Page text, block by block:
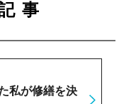
事
私が修繕を決